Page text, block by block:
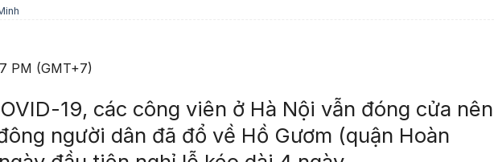
PM (GMT+7)
19, các công viên ở Hà Nội vẫn đóng cửa nên
người dân đã đổ về Hồ Gươm (quận Hoàn